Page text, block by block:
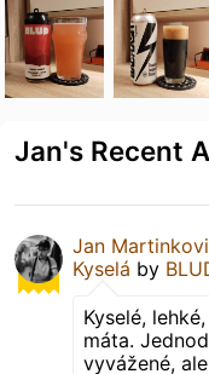
Jan's Recent
Jan
Kyselá by
Kyselé,
máta.
vyvážené,